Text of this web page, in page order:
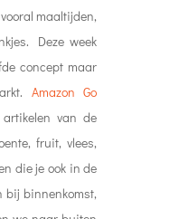
maaltijden,
Deze week
concept maar
Amazon Go
van de
fruit, vlees,
die je ook in de
bij binnenkomst,